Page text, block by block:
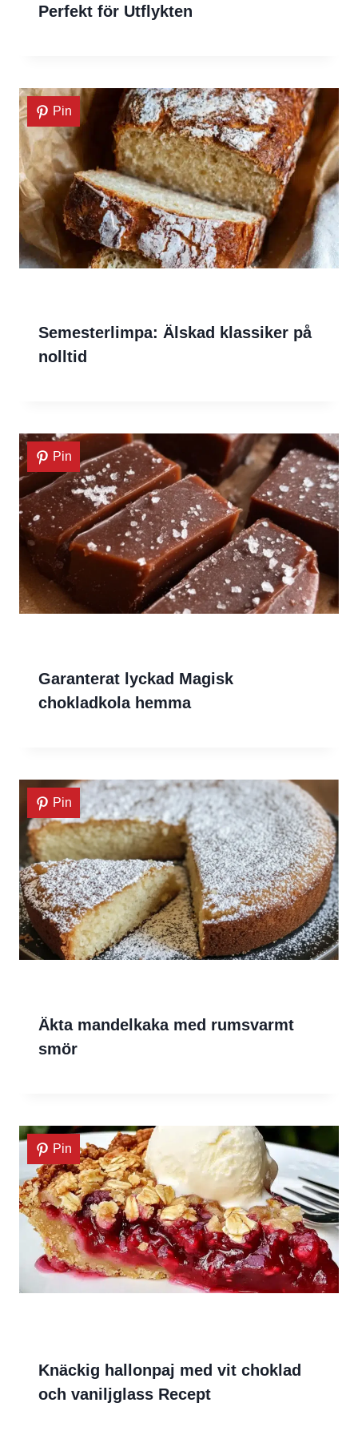
Perfekt för Utflykten
Pin
Semesterlimpa: Älskad klassiker på
nolltid
Pin
Garanterat lyckad Magisk
chokladkola hemma
Pin
Äkta mandelkaka med rumsvarmt
smör
Pin
Knäckig hallonpaj med vit choklad
och vaniljglass Recept